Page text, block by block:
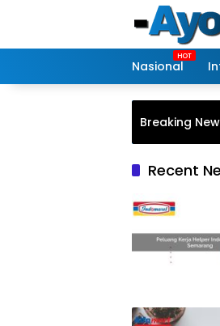
Nasional
Breaking
Kerja Hari Ini Corporate Affair
Jepara Tahun 2025
Recent